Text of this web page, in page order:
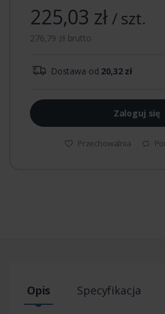
225,03 zł/ szt.
276,79 zł brutto
Dostawa od 20,32 zł
Zaloguj się
Przechowalnia
Opis Specyfikacja